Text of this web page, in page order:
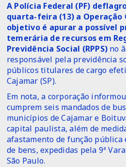
A Polícia Federal (PF)
quarta-feira (13) a Operação
objetivo é apurar a possível
temerária de recursos em
Previdência Social (RPPS) no
responsável pela previdência
públicos titulares de cargo
Cajamar (SP).
Em nota, a corporação
cumprem seis mandados de
municípios de Cajamar e
capital paulista, além de
afastamento de função
de bens, expedidas pela 9ª
São Paulo.